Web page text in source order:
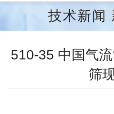
技术新闻
510-35 中国气
筛